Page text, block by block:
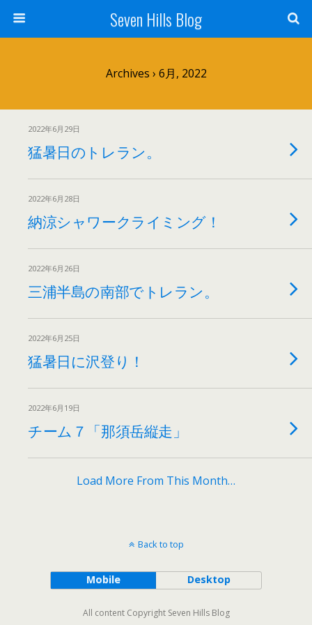
Seven Hills Blog
Archives › 6月, 2022
2022年6月29日
猛暑日のトレラン。
2022年6月28日
納涼シャワークライミング！
2022年6月26日
三浦半島の南部でトレラン。
2022年6月25日
猛暑日に沢登り！
2022年6月19日
チーム７「那須岳縦走」
Load More From This Month…
Back to top
Mobile Desktop
All content Copyright Seven Hills Blog